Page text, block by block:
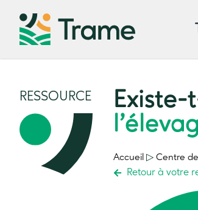
RESSOURCE
Accueil ▷ Centre
Retour à votre